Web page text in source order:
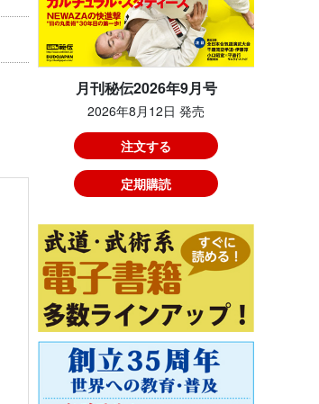
月刊秘伝2026年9月号
2026年8月12日 発売
注文する
定期購読